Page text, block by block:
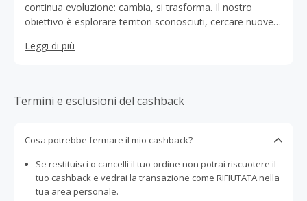
continua evoluzione: cambia, si trasforma. Il nostro
obiettivo è esplorare territori sconosciuti, cercare nuove
modo di fare l'assicurazione.
Leggi di più
Termini e esclusioni del cashback
Cosa potrebbe fermare il mio cashback?
Se restituisci o cancelli il tuo ordine non potrai riscuotere il
tuo cashback e vedrai la transazione come RIFIUTATA nella
tua area personale.